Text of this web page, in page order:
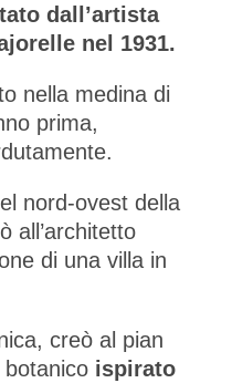
dall’artista
nel 1931.
nella medina di
prima,
nord-ovest della
all’architetto
di una villa in
creò al pian
ispirato